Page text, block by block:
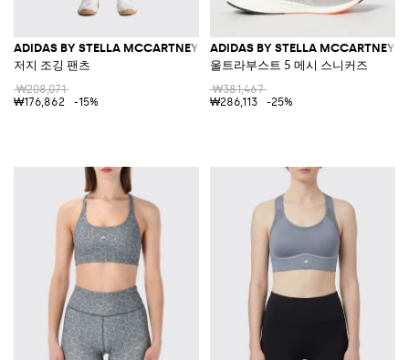
ADIDAS BY STELLA MCCARTNEY
저지 조깅 팬츠
₩208,071
₩176,862
-15%
ADIDAS BY STELLA MCCARTNEY
울트라부스트 5 메시 스니커즈
₩381,467
₩286,113
-25%